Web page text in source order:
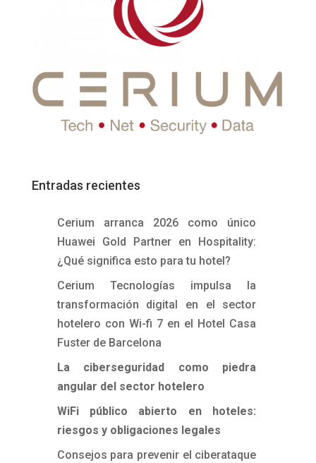
Entradas recientes
Cerium arranca 2026 como único
Huawei Gold Partner en Hospitality:
¿Qué significa esto para tu hotel?
Cerium Tecnologías impulsa la
transformación digital en el sector
hotelero con Wi-fi 7 en el Hotel Casa
Fuster de Barcelona
La ciberseguridad como piedra
angular del sector hotelero
WiFi público abierto en hoteles:
riesgos y obligaciones legales
Consejos para prevenir el ciberataque